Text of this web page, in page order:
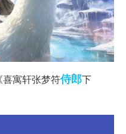
喜寓轩张梦符侍郎下